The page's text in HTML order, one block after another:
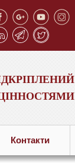
Контакти